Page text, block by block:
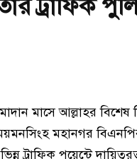
ট্রাফিক
মাসে আল্লাহর
মহানগর
ট্রাফিক পয়েন্টে